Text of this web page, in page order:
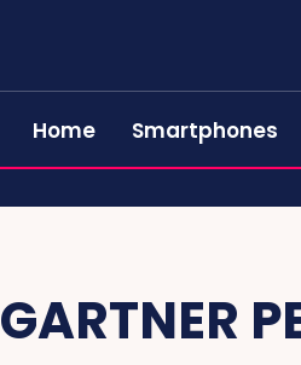
Home Smartphones
GARTNER